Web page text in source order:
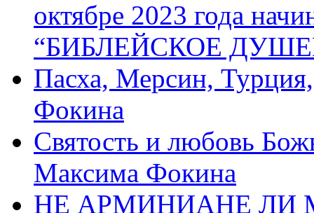
октябре 2023 года
“БИБЛЕЙСКОЕ
Пасха, Мерсин,
Фокина
Святость и любовь
Максима Фокина
НЕ АРМИНИАНЕ ЛИ